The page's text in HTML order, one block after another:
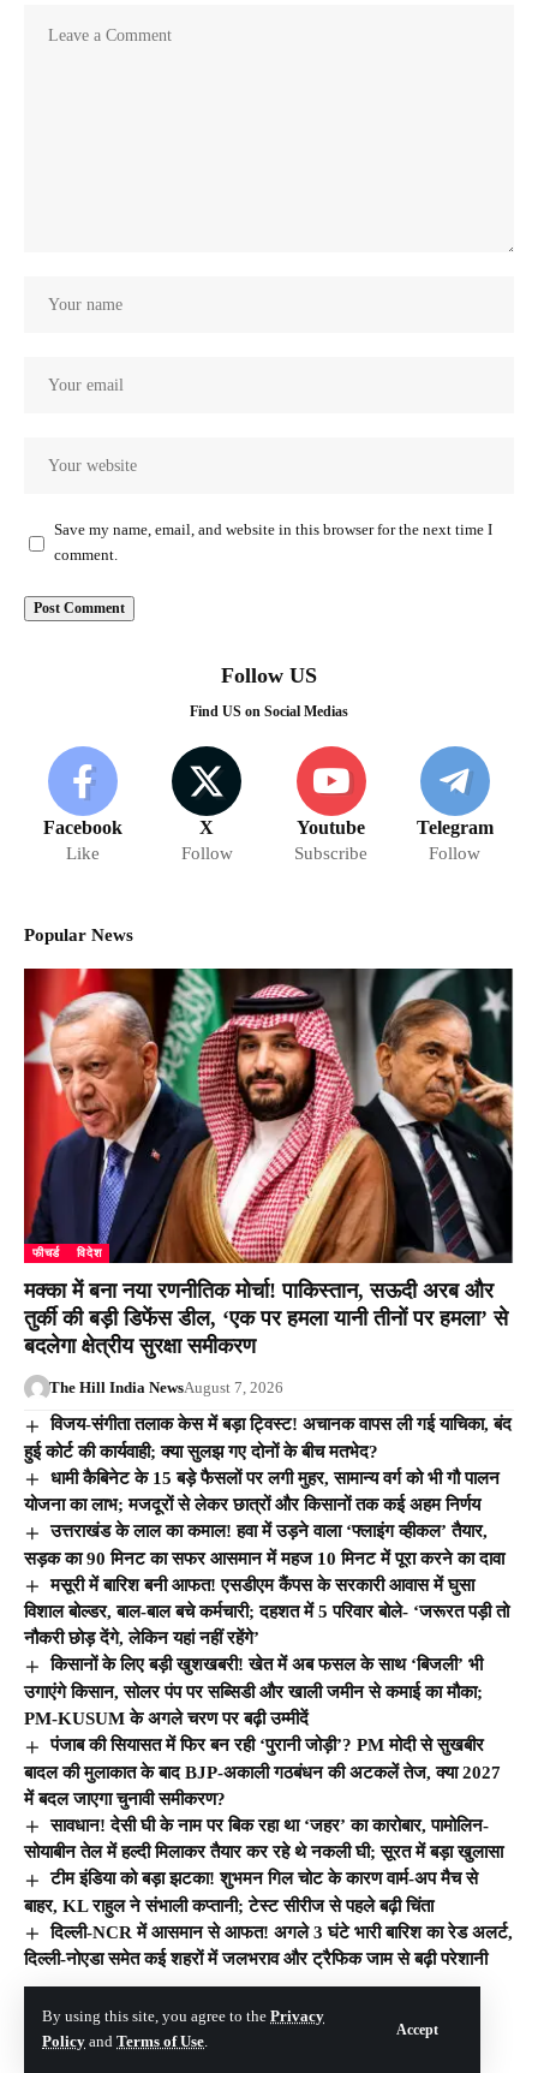
By using this site, you agree to the Privacy
Policy and Terms of Use.
Accept
Save my name, email, and website in this browser for the next time I
comment.
Follow US
Find US on Social Medias
Facebook
Like
X
Follow
Youtube
Subscribe
Telegram
Follow
Popular News
फीचर्ड विदेश
मक्का में बना नया रणनीतिक मोर्चा! पाकिस्तान, सऊदी अरब और
तुर्की की बड़ी डिफेंस डील, ‘एक पर हमला यानी तीनों पर हमला’ से
बदलेगा क्षेत्रीय सुरक्षा समीकरण
The Hill India NewsAugust 7, 2026
विजय-संगीता तलाक केस में बड़ा ट्विस्ट! अचानक वापस ली गई याचिका, बंद
हुई कोर्ट की कार्यवाही; क्या सुलझ गए दोनों के बीच मतभेद?
धामी कैबिनेट के 15 बड़े फैसलों पर लगी मुहर, सामान्य वर्ग को भी गौ पालन
योजना का लाभ; मजदूरों से लेकर छात्रों और किसानों तक कई अहम निर्णय
उत्तराखंड के लाल का कमाल! हवा में उड़ने वाला ‘फ्लाइंग व्हीकल’ तैयार,
सड़क का 90 मिनट का सफर आसमान में महज 10 मिनट में पूरा करने का दावा
मसूरी में बारिश बनी आफत! एसडीएम कैंपस के सरकारी आवास में घुसा
विशाल बोल्डर, बाल-बाल बचे कर्मचारी; दहशत में 5 परिवार बोले- ‘जरूरत पड़ी तो
नौकरी छोड़ देंगे, लेकिन यहां नहीं रहेंगे’
किसानों के लिए बड़ी खुशखबरी! खेत में अब फसल के साथ ‘बिजली’ भी
उगाएंगे किसान, सोलर पंप पर सब्सिडी और खाली जमीन से कमाई का मौका;
PM-KUSUM के अगले चरण पर बढ़ी उम्मीदें
पंजाब की सियासत में फिर बन रही ‘पुरानी जोड़ी’? PM मोदी से सुखबीर
बादल की मुलाकात के बाद BJP-अकाली गठबंधन की अटकलें तेज, क्या 2027
में बदल जाएगा चुनावी समीकरण?
सावधान! देसी घी के नाम पर बिक रहा था ‘जहर’ का कारोबार, पामोलिन-
सोयाबीन तेल में हल्दी मिलाकर तैयार कर रहे थे नकली घी; सूरत में बड़ा खुलासा
टीम इंडिया को बड़ा झटका! शुभमन गिल चोट के कारण वार्म-अप मैच से
बाहर, KL राहुल ने संभाली कप्तानी; टेस्ट सीरीज से पहले बढ़ी चिंता
दिल्ली-NCR में आसमान से आफत! अगले 3 घंटे भारी बारिश का रेड अलर्ट,
दिल्ली-नोएडा समेत कई शहरों में जलभराव और ट्रैफिक जाम से बढ़ी परेशानी
© The Hill India. All Rights Reserved | Developed By: Tech Yard Labs